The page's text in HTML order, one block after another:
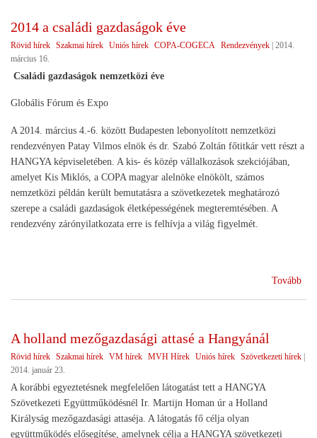
2014 a családi gazdaságok éve
Rövid hírek Szakmai hírek Uniós hírek COPA-COGECA Rendezvények | 2014.
március 16.
Családi gazdaságok nemzetközi éve
Globális Fórum és Expo
A 2014. március 4.-6. között Budapesten lebonyolított nemzetközi
rendezvényen Patay Vilmos elnök és dr. Szabó Zoltán főtitkár vett részt a
HANGYA képviseletében. A kis- és közép vállalkozások szekciójában,
amelyet Kis Miklós, a COPA magyar alelnöke elnökölt, számos
nemzetközi példán került bemutatásra a szövetkezetek meghatározó
szerepe a családi gazdaságok életképességének megteremtésében. A
rendezvény zárónyilatkozata erre is felhívja a világ figyelmét.
Tovább
A holland mezőgazdasági attasé a Hangyánál
Rövid hírek Szakmai hírek VM hírek MVH Hírek Uniós hírek Szövetkezeti hírek |
2014. január 23.
A korábbi egyeztetésnek megfelelően látogatást tett a HANGYA
Szövetkezeti Együttműködésnél Ir. Martijn Homan úr a Holland
Királyság mezőgazdasági attaséja. A látogatás fő célja olyan
együttműködés elősegítése, amelynek célja a HANGYA szövetkezeti